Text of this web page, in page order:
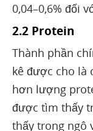
0,04–0,6% đối
2.2 Protein
Thành phần
kê được cho là
hơn lượng
được tìm thấy
thấy trong ngô